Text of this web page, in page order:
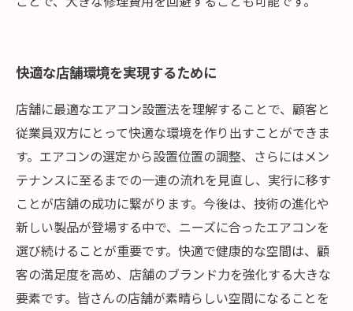
快適な店舗環境を実現するために
店舗に最適なエアコン設置法を理解することで、顧客と
従業員双方にとって快適な環境を作り出すことができま
す。エアコンの選定から設置位置の調整、さらにはメン
テナンスに至るまでの一連の流れを見直し、実行に移す
ことが店舗の成功に繋がります。今後は、技術の進化や
新しい製品が登場する中で、ニーズに合ったエアコンを
選び続けることが重要です。快適で健康的な空間は、顧
客の満足度を高め、店舗のブランド力を強化する大きな
要素です。皆さんの店舗が素晴らしい空間になることを